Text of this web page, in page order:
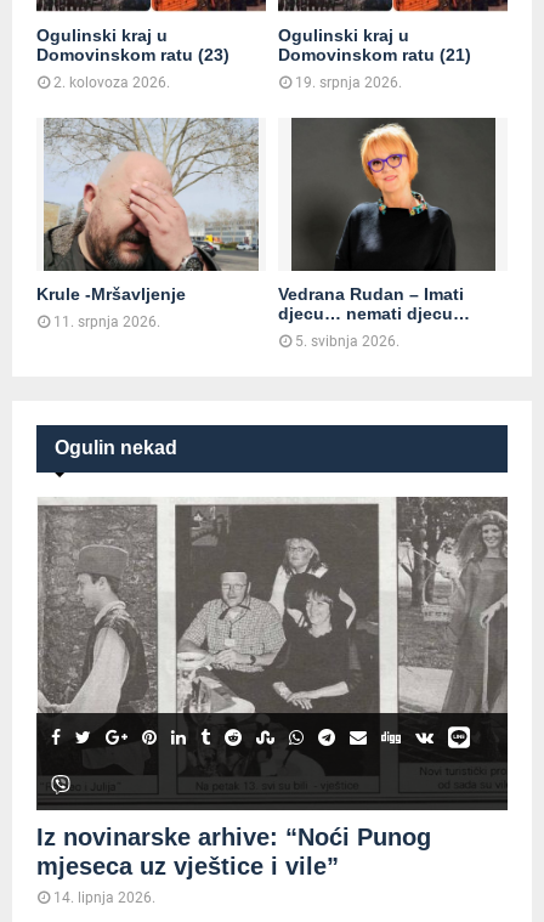
Ogulinski kraj u
Domovinskom ratu (23)
2. kolovoza 2026.
Ogulinski kraj u
Domovinskom ratu (21)
19. srpnja 2026.
Krule -Mršavljenje
11. srpnja 2026.
Vedrana Rudan – Imati
djecu… nemati djecu…
5. svibnja 2026.
Ogulin nekad
Iz novinarske arhive: “Noći Punog
mjeseca uz vještice i vile”
14. lipnja 2026.